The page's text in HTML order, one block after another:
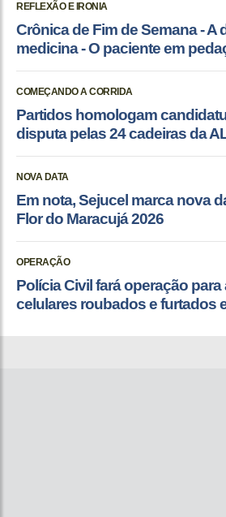
REFLEXÃO E IRONIA
Crônica de Fim de Semana - A
medicina - O paciente em
COMEÇANDO A CORRIDA
Partidos homologam
disputa pelas 24 cadeiras da
NOVA DATA
Em nota, Sejucel marca nova
Flor do Maracujá 2026
OPERAÇÃO
Polícia Civil fará operação
celulares roubados e furtados